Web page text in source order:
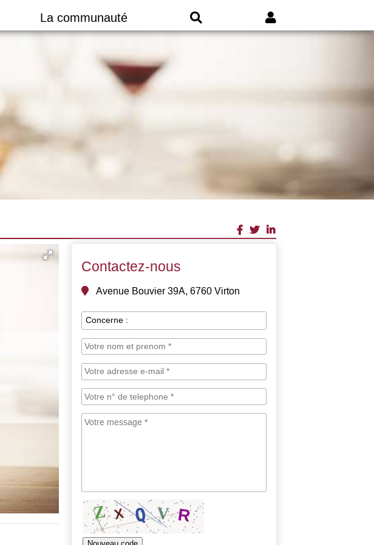
La communauté
Contactez-nous
Avenue Bouvier 39A, 6760 Virton